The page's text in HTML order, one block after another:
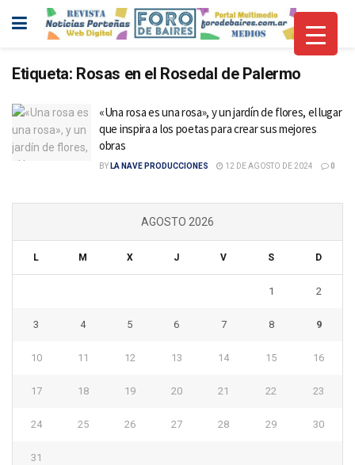
Etiqueta: Rosas en el Rosedal de Palermo
«Una rosa es una rosa», y un jardín de flores, el lugar
que inspira a los poetas para crear sus mejores
obras
BY LA NAVE PRODUCCIONES 12 DE AGOSTO DE 2024 0
AGOSTO 2026
L M X J V S D
1 2
3 4 5 6 7 8 9
10 11 12 13 14 15 16
17 18 19 20 21 22 23
24 25 26 27 28 29 30
31